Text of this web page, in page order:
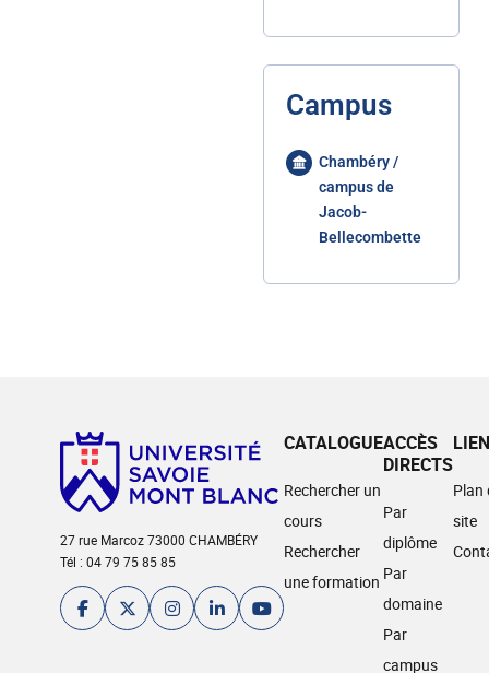
Campus
Chambéry /
campus de
Jacob-
Bellecombette
27 rue Marcoz 73000 CHAMBÉRY
Tél : 04 79 75 85 85
CATALOGUE
Rechercher un
cours
Rechercher
une formation
ACCÈS
DIRECTS
Par
diplôme
Par
domaine
Par
campus
Plan
site